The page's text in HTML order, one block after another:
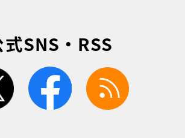
式SNS・RSS
twitter facebook